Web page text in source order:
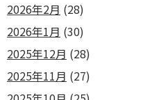
2026年2月 (28)
2026年1月 (30)
2025年12月 (28)
2025年11月 (27)